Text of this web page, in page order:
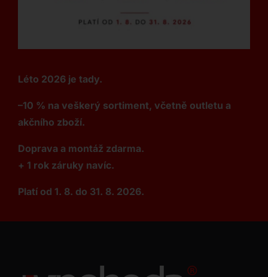
Léto 2026 je tady.
–10 % na veškerý sortiment, včetně outletu a
akčního zboží.
Doprava a montáž zdarma.
+ 1 rok záruky navíc.
Platí od 1. 8. do 31. 8. 2026.